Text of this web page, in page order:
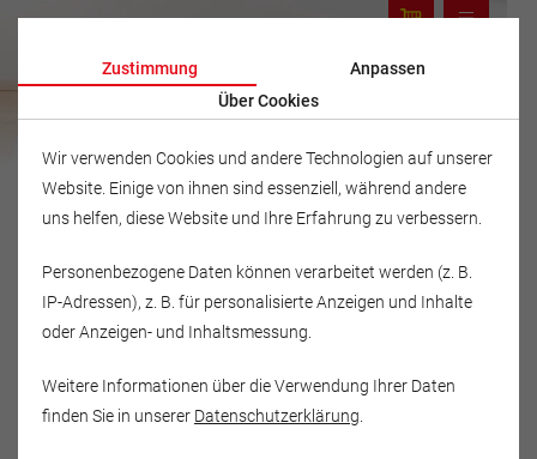
Zustimmung
Anpassen
Über Cookies
Wir verwenden Cookies und andere Technologien auf unserer
Website. Einige von ihnen sind essenziell, während andere
uns helfen, diese Website und Ihre Erfahrung zu verbessern.
Personenbezogene Daten können verarbeitet werden (z. B.
IP-Adressen), z. B. für personalisierte Anzeigen und Inhalte
oder Anzeigen- und Inhaltsmessung.
Weitere Informationen über die Verwendung Ihrer Daten
finden Sie in unserer Datenschutzerklärung